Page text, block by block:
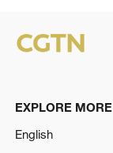
EXPLORE MORE
English